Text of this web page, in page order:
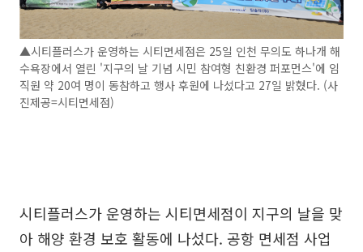
▲시티플러스가 운영하는 시티면세점은 25일 인천 무의도 하나개 해
수욕장에서 열린 '지구의 날 기념 시민 참여형 친환경 퍼포먼스'에 임
직원 약 20여 명이 동참하고 행사 후원에 나섰다고 27일 밝혔다. (사
진제공=시티면세점)
시티플러스가 운영하는 시티면세점이 지구의 날을 맞
아 해양 환경 보호 활동에 나섰다. 공항 면세점 사업